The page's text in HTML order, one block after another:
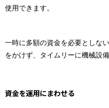
使用できます。
一時に多額の資金を必要としな
をかけず、タイムリーに機械設
資金を運用にまわせる